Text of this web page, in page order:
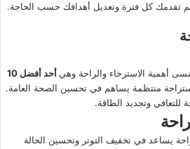
تقدمك كل فترة وتعديل أهدافك حسب الحاجة.
أهمية الاسترخاء والراحة وهي أحد
أفضل 10
منتظمة يساهم في تحسين الصحة العامة.
للتعافي وتجديد الطاقة.
يساعد في تخفيف التوتر وتحسين الحالة